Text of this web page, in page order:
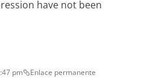
have not been
pm Enlace permanente